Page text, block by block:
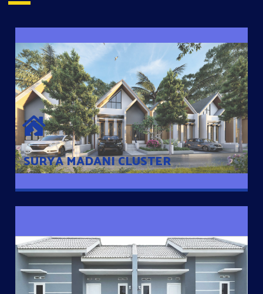
SURYA MADANI CLUSTER
SURYA MADANI CLUSTER
Desain Modern Minimalis dengan Konsep Rumah Pintar
Sehingga Memudahkan Penghuni mengakses rumahnya
dengan Ponsel
SURYA MADANI DUA